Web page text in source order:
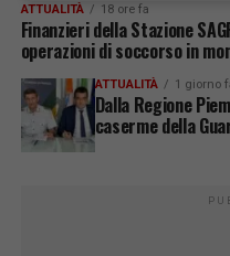
ATTUALITÀ 18 ore fa
Finanzieri della Stazione
operazioni di soccorso in
ATTUALITÀ 1 giorno
Dalla Regione
caserme della